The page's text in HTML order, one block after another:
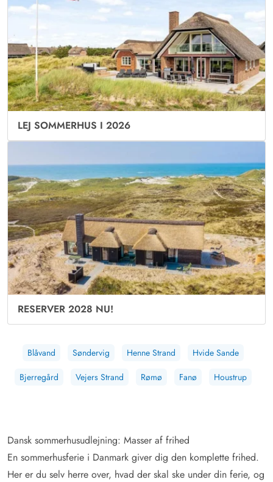
LEJ SOMMERHUS I 2026
RESERVER 2028 NU!
Blåvand Søndervig Henne Strand
Hvide Sande
Bjerregård
Vejers Strand Rømø Fanø Houstrup
Dansk sommerhusudlejning: Masser af frihed
En sommerhusferie i Danmark giver dig den komplette frihed.
Her er du selv herre over, hvad der skal ske under din ferie, og